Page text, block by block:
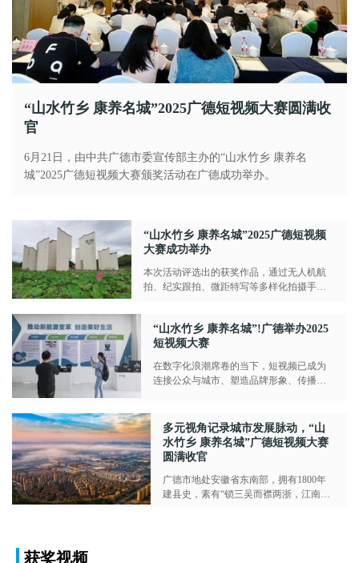
“山水竹乡 康养名城”2025广德短视频大赛圆满收
官
6月21日，由中共广德市委宣传部主办的“山水竹乡 康养名
城”2025广德短视频大赛颁奖活动在广德成功举办。
“山水竹乡 康养名城”2025广德短视频
大赛成功举办
本次活动评选出的获奖作品，通过无人机航
拍、纪实跟拍、微距特写等多样化拍摄手
“山水竹乡 康养名城”!广德举办2025
短视频大赛
在数字化浪潮席卷的当下，短视频已成为
连接公众与城市、塑造品牌形象、传播文
多元视角记录城市发展脉动，“山
水竹乡 康养名城”广德短视频大赛
圆满收官
广德市地处安徽省东南部，拥有1800年
建县史，素有“锁三吴而襟两浙，江南雄
获奖视频